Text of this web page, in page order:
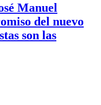
Manuel
del nuevo
son las